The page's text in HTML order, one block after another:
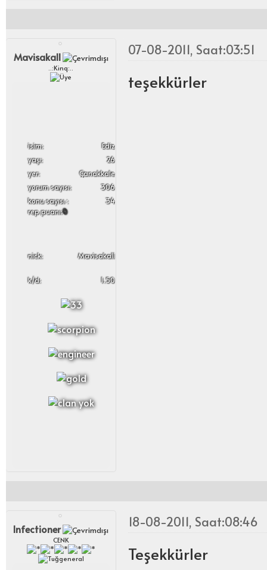
Mavisakall
..:Kinq:..
i̇sim:
Ediz
yaşı:
26
yer:
Çanakkale
yorum sayısı:
306
konu sayısı :
34
rep puanı:0
nick: Mavisakall
k/d: 1.50
07-08-2011, Saat:03:51
teşekkürler
lnfectioner
CENK
18-08-2011, Saat:08:46
Teşekkürler